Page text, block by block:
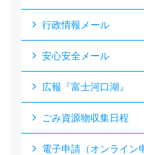
行政情報メール
安心安全メール
広報『富士河口湖』
ごみ資源物収集日程
電子申請（オンライン